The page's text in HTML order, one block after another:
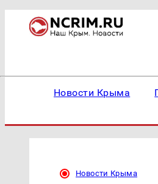
Новости Крыма
Новости Крыма